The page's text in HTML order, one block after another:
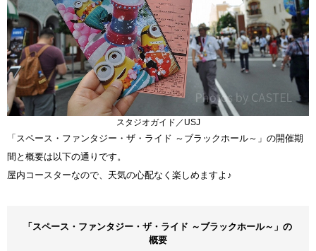
スタジオガイド／USJ
「スペース・ファンタジー・ザ・ライド ～ブラックホール～」の開催期
間と概要は以下の通りです。
屋内コースターなので、天気の心配なく楽しめますよ♪
「スペース・ファンタジー・ザ・ライド ～ブラックホール～」の
概要